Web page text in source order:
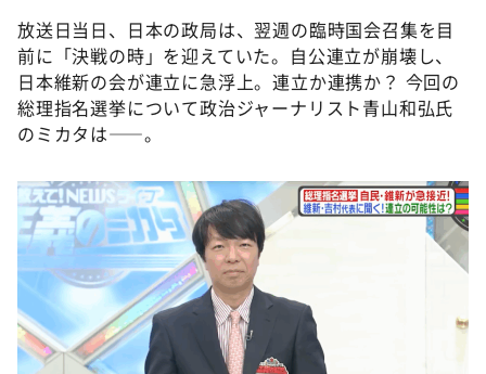
放送日当日、日本の政局は、翌週の臨時国会召集を目
前に「決戦の時」を迎えていた。自公連立が崩壊し、
日本維新の会が連立に急浮上。連立か連携か？ 今回の
総理指名選挙について政治ジャーナリスト青山和弘氏
のミカタは——。